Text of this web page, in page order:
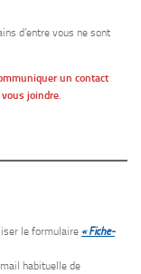
d’entre vous ne sont
un contact
joindre.
le formulaire « Fiche-
habituelle de